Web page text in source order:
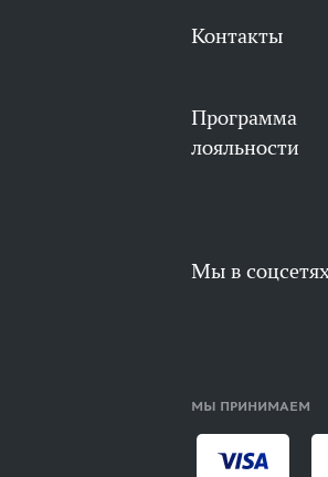
Контакты
Программа
лояльности
Мы в
МЫ ПРИНИМАЕМ